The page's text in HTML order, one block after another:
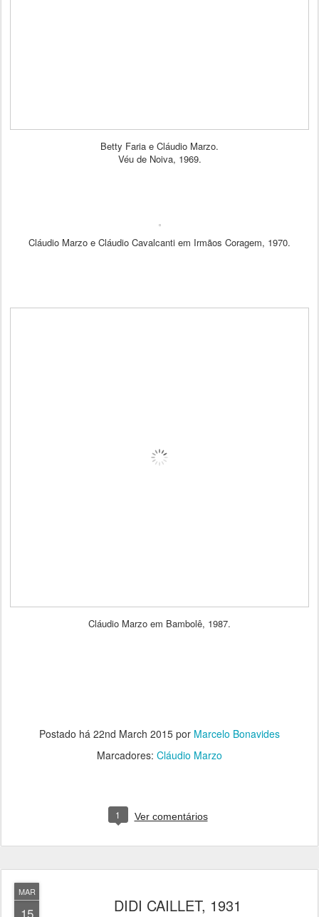
Betty Faria e Cláudio Marzo.
Véu de Noiva, 1969.
Cláudio Marzo e Cláudio Cavalcanti em Irmãos Coragem, 1970.
Cláudio Marzo em Bambolê, 1987.
Postado há 22nd March 2015 por Marcelo Bonavides
Marcadores: Cláudio Marzo
1 Ver comentários
MAR
15 DIDI CAILLET, 1931